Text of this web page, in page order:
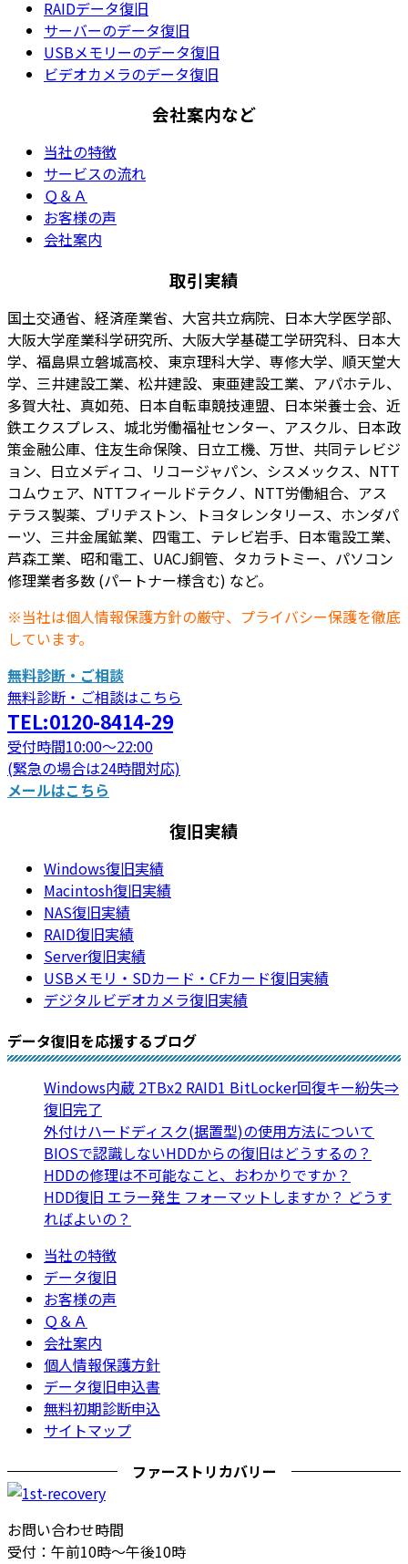
RAIDデータ復旧
サーバーのデータ復旧
USBメモリーのデータ復旧
ビデオカメラのデータ復旧
会社案内など
当社の特徴
サービスの流れ
Ｑ＆Ａ
お客様の声
会社案内
取引実績
国土交通省、経済産業省、大宮共立病院、日本大学医学部、
大阪大学産業科学研究所、大阪大学基礎工学研究科、日本大
学、福島県立磐城高校、東京理科大学、専修大学、順天堂大
学、三井建設工業、松井建設、東亜建設工業、アパホテル、
多賀大社、真如苑、日本自転車競技連盟、日本栄養士会、近
鉄エクスプレス、城北労働福祉センター、アスクル、日本政
策金融公庫、住友生命保険、日立工機、万世、共同テレビジ
ョン、日立メディコ、リコージャパン、シスメックス、NTT
コムウェア、NTTフィールドテクノ、NTT労働組合、アス
テラス製薬、ブリヂストン、トヨタレンタリース、ホンダパ
ーツ、三井金属鉱業、四電工、テレビ岩手、日本電設工業、
芦森工業、昭和電工、UACJ銅管、タカラトミー、パソコン
修理業者多数 (パートナー様含む) など。
※当社は個人情報保護方針の厳守、プライバシー保護を徹底
しています。
無料診断・ご相談
無料診断・ご相談はこちら
TEL:0120-8414-29
受付時間10:00～22:00
(緊急の場合は24時間対応)
メールはこちら
復旧実績
Windows復旧実績
Macintosh復旧実績
NAS復旧実績
RAID復旧実績
Server復旧実績
USBメモリ・SDカード・CFカード復旧実績
デジタルビデオカメラ復旧実績
データ復旧を応援するブログ
Windows内蔵 2TBx2 RAID1 BitLocker回復キー紛失⇒
復旧完了
外付けハードディスク(据置型)の使用方法について
BIOSで認識しないHDDからの復旧はどうするの？
HDDの修理は不可能なこと、おわかりですか？
HDD復旧 エラー発生 フォーマットしますか？ どうす
ればよいの？
当社の特徴
データ復旧
お客様の声
Ｑ＆Ａ
会社案内
個人情報保護方針
データ復旧申込書
無料初期診断申込
サイトマップ
ファーストリカバリー
お問い合わせ時間
受付：午前10時～午後10時